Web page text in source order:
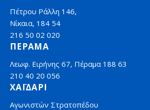
Πέτρου Ράλλη 146,
Νίκαια, 184 54
216 50 02 020
ΠΕΡΑΜΑ
Λεωφ. Ειρήνης 67, Πέραμα 188 63
210 40 20 056
ΧΑΪΔΑΡΙ
Αγωνιστών Στρατοπέδου